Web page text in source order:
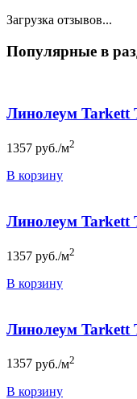
Загрузка отзывов...
Популярные в
Линолеум Tarkett
1357 руб./м2
В корзину
Линолеум Tarkett
1357 руб./м2
В корзину
Линолеум Tarkett
1357 руб./м2
В корзину